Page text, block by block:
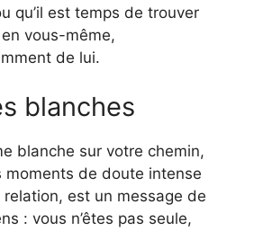
qu’il est temps de trouver
en vous-même,
de lui.
blanches
blanche sur votre chemin,
de doute intense
est un message de
: vous n’êtes pas seule,